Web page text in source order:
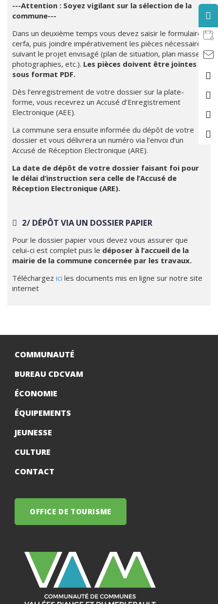
---Attention : Soyez vigilant sur la sélection de la
commune---
Dans un deuxième temps vous devez saisir le formulaire
cerfa, puis joindre impérativement les pièces nécessaires
suivant le projet envisagé (plan de situation, plan masse,
photographies, etc.). Les pièces doivent être jointes
sous format PDF.
Dès l’enregistrement de votre dossier sur la plate-
forme, vous recevrez un Accusé d’Enregistrement
Electronique (AEE).
La commune sera ensuite informée du dépôt de votre
dossier et vous délivrera un numéro via l’envoi d’un
Accusé de Réception Electronique (ARE).
La date de dépôt de votre dossier faisant foi pour
le délai d’instruction sera celle de l’Accusé de
Réception Electronique (ARE).
2/ DÉPÔT VIA UN DOSSIER PAPIER
Pour le dossier papier vous devez vous assurer que
celui-ci est complet puis le déposer à l’accueil de la
mairie de la commune concernée par les travaux.
Téléchargez ici les documents mis en ligne sur notre site
internet
COMMUNAUTÉ
BUREAU CDCVAM
ÉCONOMIE
ÉQUIPEMENTS
JEUNESSE
CULTURE
CONTACT
OFFICE DE TOURISME